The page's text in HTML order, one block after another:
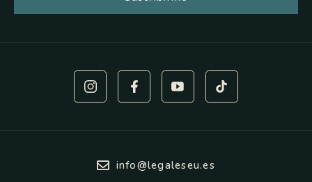
info@legaleseu.es